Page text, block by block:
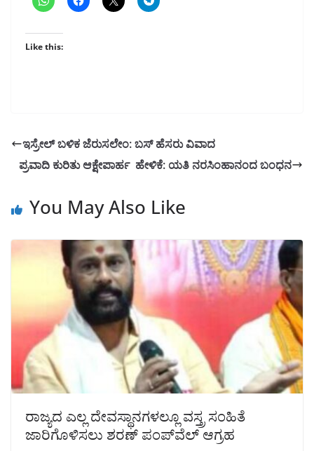
Like this:
ಇಸ್ರೇಲ್ ಬಳಿಕ ಜೆರುಸಲೇಂ: ಬಸ್ ಹೆಸರು ವಿವಾದ
ಪ್ರವಾದಿ ಕುರಿತು ಆಕ್ಷೇಪಾರ್ಹ ಹೇಳಿಕೆ: ಯತಿ ನರಸಿಂಹಾನಂದ ಬಂಧನ
You May Also Like
ರಾಜ್ಯದ ಎಲ್ಲ ದೇವಸ್ಥಾನಗಳಲ್ಲೂ ವಸ್ತ್ರ ಸಂಹಿತೆ
ಜಾರಿಗೊಳಿಸಲು ಶರಣ್ ಪಂಪ್‌ವೆಲ್‌ ಆಗ್ರಹ